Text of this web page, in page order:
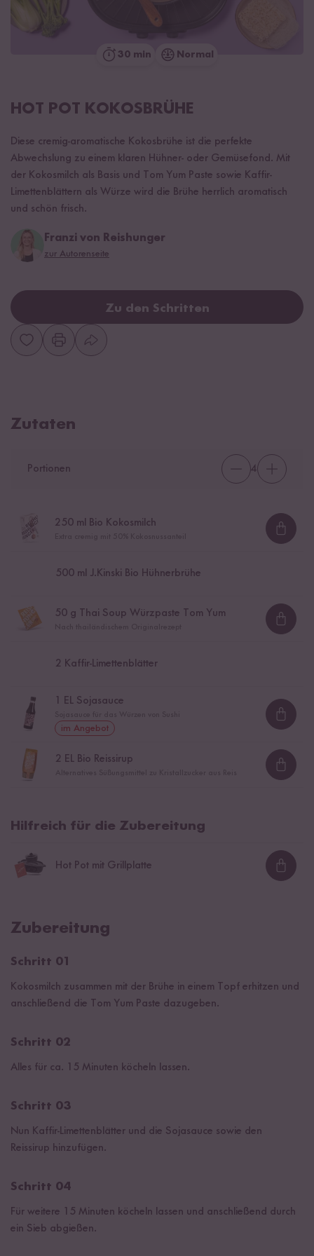
30 min Normal
HOT POT KOKOSBRÜHE
Diese cremig-aromatische Kokosbrühe ist die perfekte
Abwechslung zu einem klaren Hühner- oder Gemüsefond. Mit
der Kokosmilch als Basis und Tom Yum Paste sowie Kaffir-
Limettenblättern als Würze wird die Brühe herrlich aromatisch
und schön frisch.
Franzi von Reishunger
zur Autorenseite
Zu den Schritten
Zutaten
Portionen 4
250 ml Bio Kokosmilch
500 ml J.Kinski Bio Hühnerbrühe
50 g Thai Soup Würzpaste Tom Yum
2 Kaffir-Limettenblätter
1 EL Sojasauce
im Angebot
2 EL Bio Reissirup
Hilfreich für die Zubereitung
Hot Pot mit Grillplatte
Zubereitung
Schritt 01
Kokosmilch zusammen mit der Brühe in einem Topf erhitzen und
anschließend die Tom Yum Paste dazugeben.
Schritt 02
Alles für ca. 15 Minuten köcheln lassen.
Schritt 03
Nun Kaffir-Limettenblätter und die Sojasauce sowie den
Reissirup hinzufügen.
Schritt 04
Für weitere 15 Minuten köcheln lassen und anschließend durch
ein Sieb abgießen.